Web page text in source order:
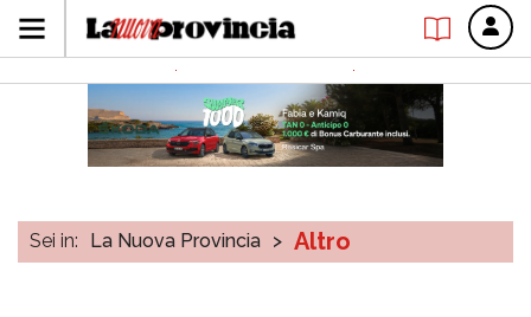
Sei in: La Nuova Provincia > Altro